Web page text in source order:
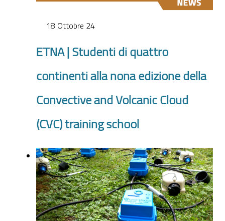
18 Ottobre 24
ETNA | Studenti di quattro
continenti alla nona edizione della
Convective and Volcanic Cloud
(CVC) training school